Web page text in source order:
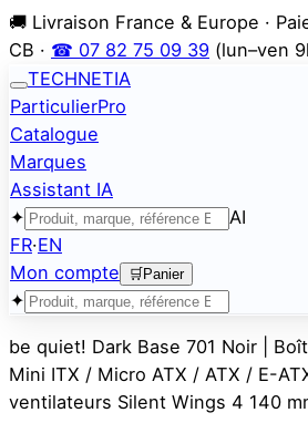
🚚 Livraison France & Europe ·
CB · ☎ 07 82 75 09 39 (lun–ven
TECHNETIA
ParticulierPro
Catalogue
Marques
Assistant IA
✦
AI
FR·EN
Mon compte
🛒 Panier
✦
be quiet! Dark Base 701 Noir |
Mini ITX / Micro ATX / ATX / E-
ventilateurs Silent Wings 4 140